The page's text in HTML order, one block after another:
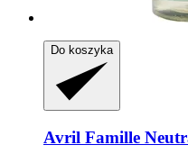
Do koszyka
Avril Famille